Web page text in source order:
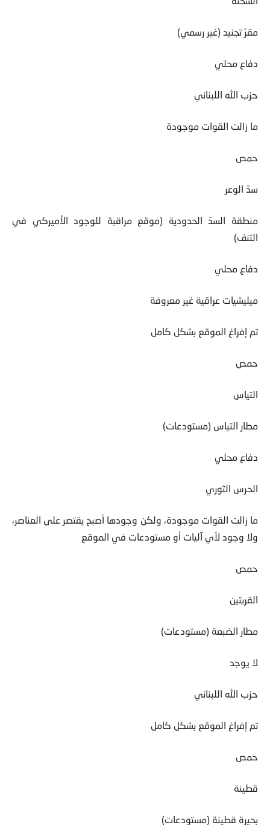
مقرّ تجنيد (غير رسمي)
دفاع محلي
حزب الله اللبناني
ما زالت القوات موجودة
حمص
سدّ الوعر
منطقة السدّ الحدودية (موقع مراقبة للوجود الأميركي في
التنف)
دفاع محلي
ميليشيات عراقية غير معروفة
تم إفراغ الموقع بشكل كامل
حمص
التياس
مطار التياس (مستودعات)
دفاع محلي
الحرس الثوري
ما زالت القوات موجودة، ولكن وجودها أصبح يقتصر على العناصر،
ولا وجود لأي آليات أو مستودعات في الموقع
حمص
القريتين
مطار الضبعة (مستودعات)
لا يوجد
حزب الله اللبناني
تم إفراغ الموقع بشكل كامل
حمص
قطينة
بحيرة قطينة (مستودعات)